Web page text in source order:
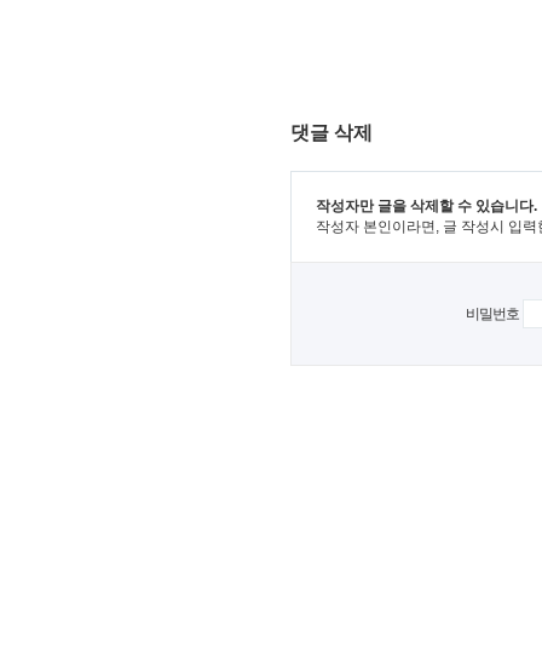
댓글 삭제
작성자만 글을 삭제할 수 있습니다.
작성자 본인이라면, 글 작성시 입
비밀번호